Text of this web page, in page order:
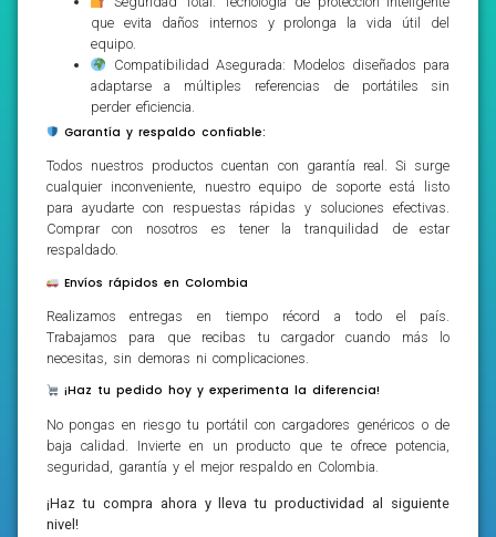
que evita daños internos y prolonga la vida útil del
equipo.
Compatibilidad Asegurada: Modelos diseñados para
adaptarse a múltiples referencias de portátiles sin
perder eficiencia.
Garantía y respaldo confiable:
Todos nuestros productos cuentan con garantía real. Si surge
cualquier inconveniente, nuestro equipo de soporte está listo
para ayudarte con respuestas rápidas y soluciones efectivas.
Comprar con nosotros es tener la tranquilidad de estar
respaldado.
Envíos rápidos en Colombia
Realizamos entregas en tiempo récord a todo el país.
Trabajamos para que recibas tu cargador cuando más lo
necesitas, sin demoras ni complicaciones.
¡Haz tu pedido hoy y experimenta la diferencia!
No pongas en riesgo tu portátil con cargadores genéricos o de
baja calidad. Invierte en un producto que te ofrece potencia,
seguridad, garantía y el mejor respaldo en Colombia.
¡Haz tu compra ahora y lleva tu productividad al siguiente
nivel!